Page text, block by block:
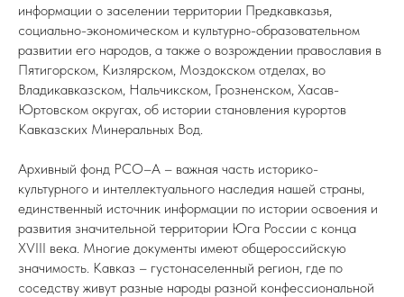
информации о заселении территории Предкавказья,
социально-экономическом и культурно-образовательном
развитии его народов, а также о возрождении православия в
Пятигорском, Кизлярском, Моздокском отделах, во
Владикавказском, Нальчикском, Грозненском, Хасав-
Юртовском округах, об истории становления курортов
Кавказских Минеральных Вод.
Архивный фонд РСО–А – важная часть историко-
культурного и интеллектуального наследия нашей страны,
единственный источник информации по истории освоения и
развития значительной территории Юга России с конца
XVIII века. Многие документы имеют общероссийскую
значимость. Кавказ – густонаселенный регион, где по
соседству живут разные народы разной конфессиональной